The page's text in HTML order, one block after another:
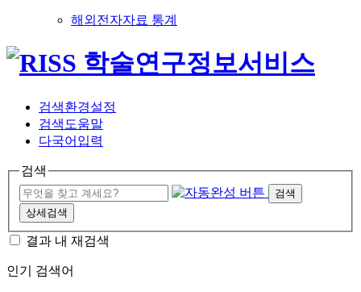
해외전자자료 통계
검색환경설정
검색도움말
다국어입력
검색
검색
상세검색
결과 내 재검색
인기 검색어